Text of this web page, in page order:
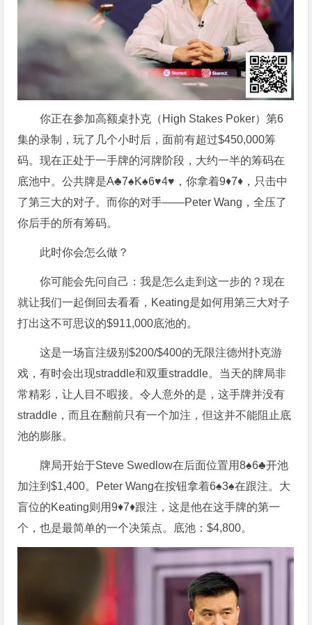
你正在参加高额桌扑克（High Stakes Poker）第6
集的录制，玩了几个小时后，面前有超过$450,000筹
码。现在正处于一手牌的河牌阶段，大约一半的筹码在
底池中。公共牌是A♣7♠K♠6♥4♥，你拿着9♦7♦，只击中
了第三大的对子。而你的对手——Peter Wang，全压了
你后手的所有筹码。
此时你会怎么做？
你可能会先问自己：我是怎么走到这一步的？现在
就让我们一起倒回去看看，Keating是如何用第三大对子
打出这不可思议的$911,000底池的。
这是一场盲注级别$200/$400的无限注德州扑克游
戏，有时会出现straddle和双重straddle。当天的牌局非
常精彩，让人目不暇接。令人意外的是，这手牌并没有
straddle，而且在翻前只有一个加注，但这并不能阻止底
池的膨胀。
牌局开始于Steve Swedlow在后面位置用8♠6♣开池
加注到$1,400。Peter Wang在按钮拿着6♠3♠在跟注。大
盲位的Keating则用9♦7♦跟注，这是他在这手牌的第一
个，也是最简单的一个决策点。底池：$4,800。